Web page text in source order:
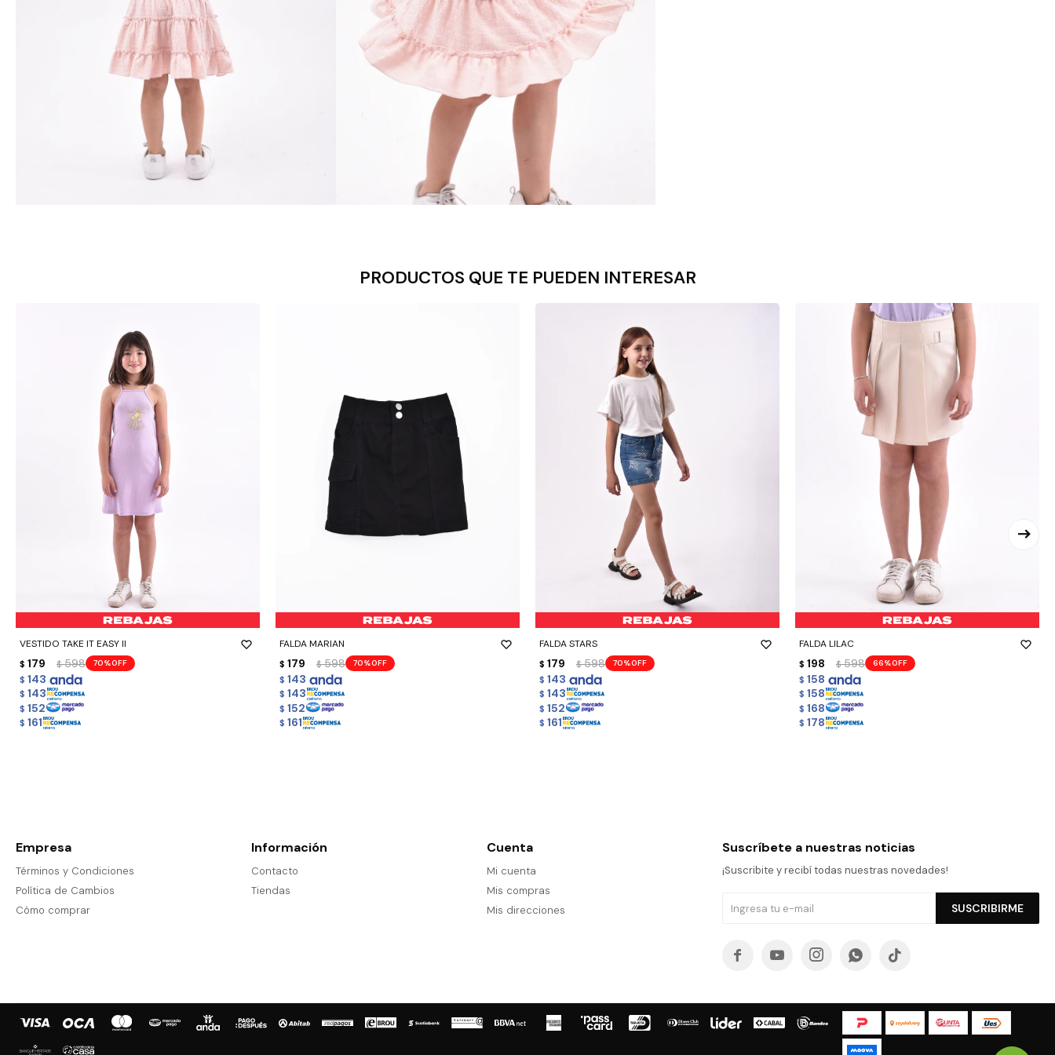
PRODUCTOS QUE TE PUEDEN INTERESAR
VESTIDO TAKE IT EASY II
$ 179 $ 598 70
$ 143
$ 143
$ 152
$ 161
- +
FALDA MARIAN
$ 179 $ 598 70
$ 143
$ 143
$ 152
$ 161
- +
FALDA STARS
$ 179 $ 598 70
$ 143
$ 143
$ 152
$ 161
- +
FALDA LILAC
$ 198 $ 598 66
$ 158
$ 158
$ 168
$ 178
- +
Empresa
Términos y Condiciones
Política de Cambios
Cómo comprar
Información
Contacto
Tiendas
Cuenta
Mi cuenta
Mis compras
Mis direcciones
Suscríbete a nuestras noticias
¡Suscribite y recibí todas nuestras novedades!
SUSCRIBIRME
    